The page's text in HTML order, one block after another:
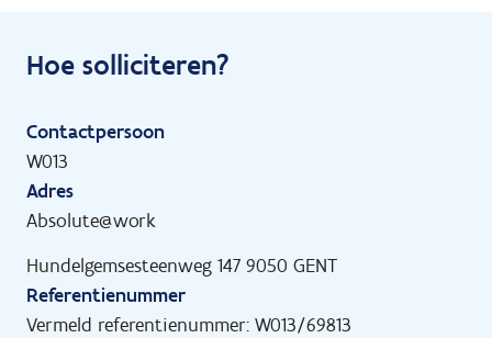
Hoe solliciteren?
Contactpersoon
W013
Adres
Absolute@work
Hundelgemsesteenweg 147 9050 GENT
Referentienummer
Vermeld referentienummer: W013/69813